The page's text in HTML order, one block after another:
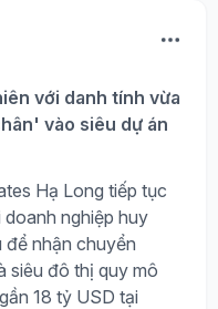
với danh tính vừa
vào siêu dự án
Hạ Long tiếp tục
nghiệp huy
nhận chuyển
siêu đô thị quy mô
18 tỷ USD tại